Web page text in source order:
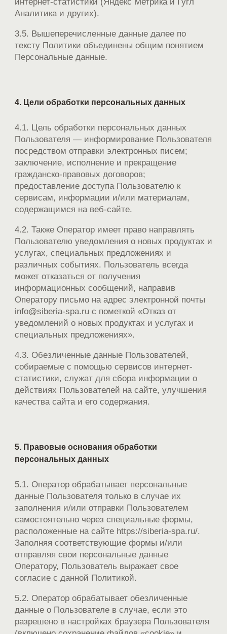
Аналитика и других).
3.5. Вышеперечисленные данные далее по
тексту Политики объединены общим понятием
Персональные данные.
4. Цели обработки персональных данных
4.1. Цель обработки персональных данных
Пользователя — информирование Пользователя
посредством отправки электронных писем;
заключение, исполнение и прекращение
гражданско-правовых договоров;
предоставление доступа Пользователю к
сервисам, информации и/или материалам,
содержащимся на веб-сайте.
4.2. Также Оператор имеет право направлять
Пользователю уведомления о новых продуктах и
услугах, специальных предложениях и
различных событиях. Пользователь всегда
может отказаться от получения
информационных сообщений, направив
Оператору письмо на адрес электронной почты
info@siberia-spa.ru с пометкой «Отказ от
уведомлений о новых продуктах и услугах и
специальных предложениях».
4.3. Обезличенные данные Пользователей,
собираемые с помощью сервисов интернет-
статистики, служат для сбора информации о
действиях Пользователей на сайте, улучшения
качества сайта и его содержания.
5. Правовые основания обработки
персональных данных
5.1. Оператор обрабатывает персональные
данные Пользователя только в случае их
заполнения и/или отправки Пользователем
самостоятельно через специальные формы,
расположенные на сайте https://siberia-spa.ru/.
Заполняя соответствующие формы и/или
отправляя свои персональные данные
Оператору, Пользователь выражает свое
согласие с данной Политикой.
5.2. Оператор обрабатывает обезличенные
данные о Пользователе в случае, если это
разрешено в настройках браузера Пользователя